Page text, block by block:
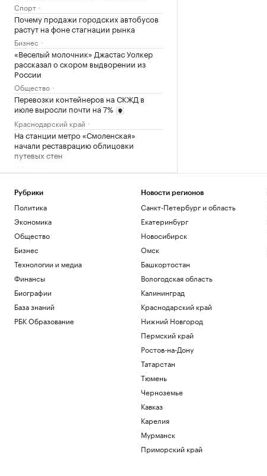
Спорт
Почему продажи городских автобусов
растут на фоне стагнации рынка
Бизнес
«Веселый молочник» Джастас Уолкер
рассказал о скором выдворении из
России
Общество
Перевозки контейнеров на СКЖД в
июле выросли почти на 7%
Краснодарский край
На станции метро «Смоленская»
начали реставрацию облицовки
путевых стен
получать эту степень
Образование
Патрушев посетил флагман ВМС
Бразилии «Атлантико» в порту Рио-де-
Жанейро
Политика
Федерацию футбола Южной Кореи
обвинили в оплате интимных услуг для
судей
Спорт
Reuters сообщил о поставках топлива
Экономика
Энди Джасси против бюрократии. Как
новый CEO устроил перестройку в
Рубрики
Политика
Экономика
Общество
Бизнес
Технологии и медиа
Финансы
Биографии
База знаний
РБК Образование
Новости регионов
Санкт-Петербург и область
Екатеринбург
Новосибирск
Омск
Башкортостан
Вологодская область
Калининград
Краснодарский край
Нижний Новгород
Пермский край
Ростов-на-Дону
Татарстан
Тюмень
Черноземье
Кавказ
Карелия
Мурманск
Приморский край